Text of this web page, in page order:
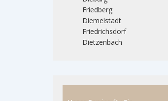
Friedberg
Diemelstadt
Friedrichsdorf
Dietzenbach